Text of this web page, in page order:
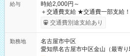
給与
時給2,000円～
＋交通費支給 ★交通費一部支給！ ┗1日500円を超えた分は全額
支給！ ※往復500円以内の方は自己負
OK！（規定あり） ┗働いたその
期間なし
交通費別途支給あり
勤務地
名古屋市中区
愛知県名古屋市中区金山（最寄り